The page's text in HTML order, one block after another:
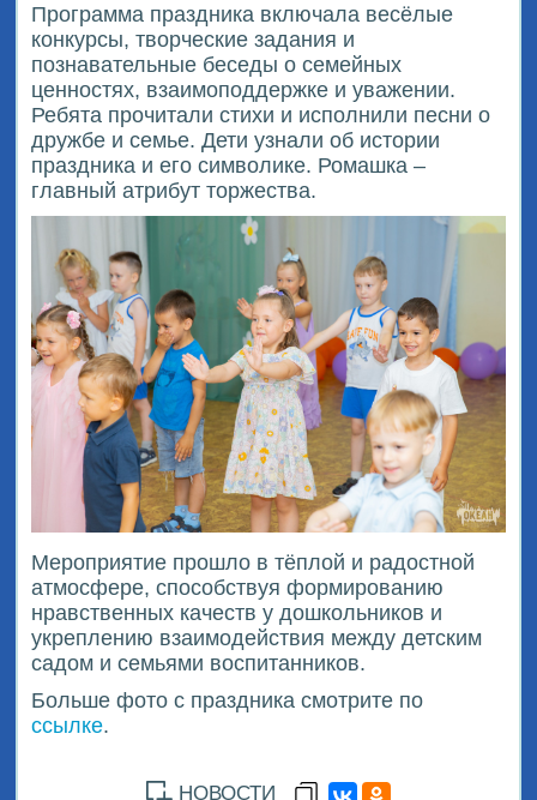
Программа праздника включала весёлые
конкурсы, творческие задания и
познавательные беседы о семейных
ценностях, взаимоподдержке и уважении.
Ребята прочитали стихи и исполнили песни о
дружбе и семье. Дети узнали об истории
праздника и его символике. Ромашка –
главный атрибут торжества.
Мероприятие прошло в тёплой и радостной
атмосфере, способствуя формированию
нравственных качеств у дошкольников и
укреплению взаимодействия между детским
садом и семьями воспитанников.
Больше фото с праздника смотрите по
ссылке.
НОВОСТИ